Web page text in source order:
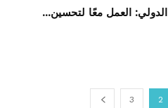
العمل معًا لتحسين...
2
3